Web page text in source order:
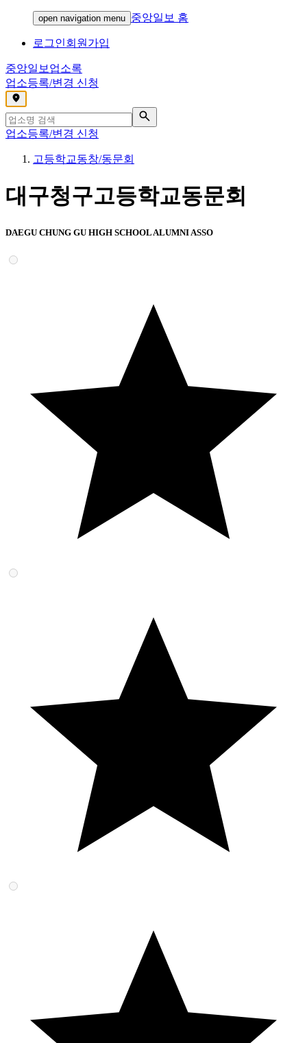
open navigation menu 중앙일보 홈
로그인회원가입
중앙일보 업소록
업소등록/변경 신청
,
업소등록/변경 신청
고등학교동창/동문회
대구청구고등학교동문회
DAEGU CHUNG GU HIGH SCHOOL ALUMNI ASSO